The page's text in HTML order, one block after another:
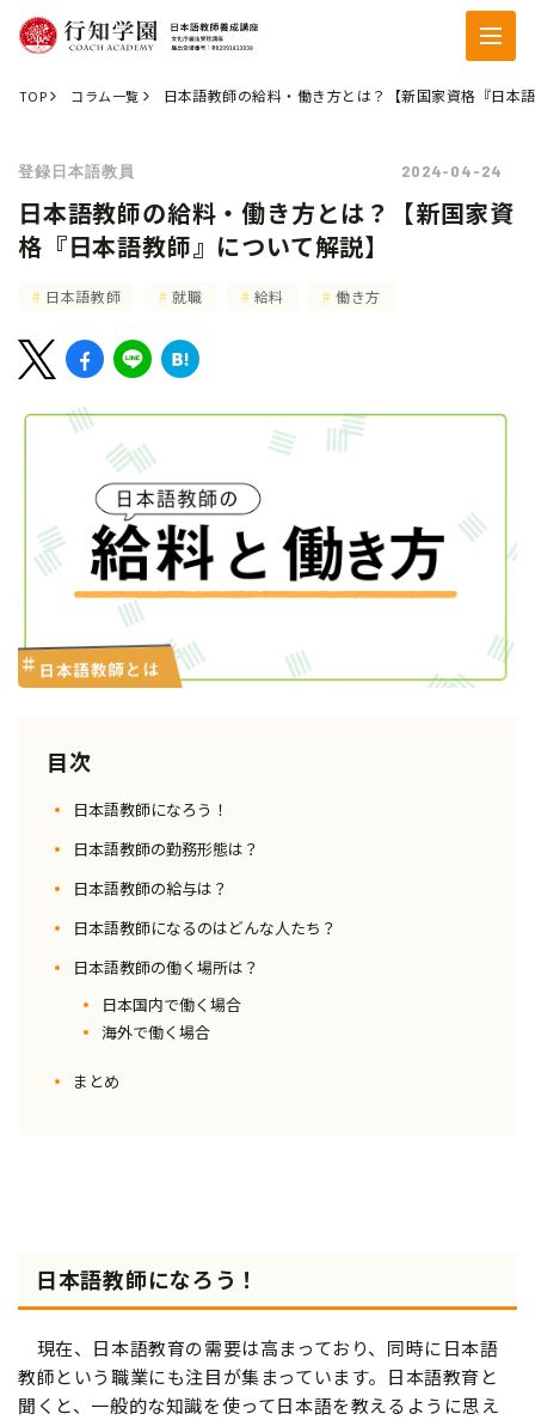
TOP コラム一覧 日本語教師の給料・働き方とは？【新国家資格『日本
登録日本語教員 2024-04-24
日本語教師の給料・働き方とは？【新国家資
格『日本語教師』について解説】
日本語教師 就職 給料 働き方
目次
日本語教師になろう！
日本語教師の勤務形態は？
日本語教師の給与は？
日本語教師になるのはどんな人たち？
日本語教師の働く場所は？
日本国内で働く場合
海外で働く場合
まとめ
日本語教師になろう！
現在、日本語教育の需要は高まっており、同時に日本語
教師という職業にも注目が集まっています。日本語教育と
聞くと、一般的な知識を使って日本語を教えるように思え